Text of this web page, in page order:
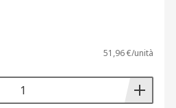
51,96 €/unità